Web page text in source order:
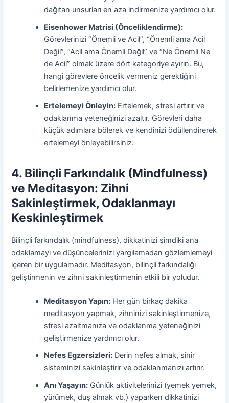
dağıtan unsurları en aza indirmenize yardımcı olur.
Eisenhower Matrisi (Önceliklendirme):
Görevlerinizi “Önemli ve Acil”, “Önemli ama Acil
Değil”, “Acil ama Önemli Değil” ve “Ne Önemli Ne
de Acil” olmak üzere dört kategoriye ayırın. Bu,
hangi görevlere öncelik vermeniz gerektiğini
belirlemenize yardımcı olur.
Ertelemeyi Önleyin: Ertelemek, stresi artırır ve
odaklanma yeteneğinizi azaltır. Görevleri daha
küçük adımlara bölerek ve kendinizi ödüllendirerek
ertelemeyi önleyebilirsiniz.
4. Bilinçli Farkındalık (Mindfulness)
ve Meditasyon: Zihni
Sakinleştirmek, Odaklanmayı
Keskinleştirmek
Bilinçli farkındalık (mindfulness), dikkatinizi şimdiki ana
odaklamayı ve düşüncelerinizi yargılamadan gözlemlemeyi
içeren bir uygulamadır. Meditasyon, bilinçli farkındalığı
geliştirmenin ve zihni sakinleştirmenin etkili bir yoludur.
Meditasyon Yapın: Her gün birkaç dakika
meditasyon yapmak, zihninizi sakinleştirmenize,
stresi azaltmanıza ve odaklanma yeteneğinizi
geliştirmenize yardımcı olur.
Nefes Egzersizleri: Derin nefes almak, sinir
sisteminizi sakinleştirir ve odaklanmanızı artırır.
Anı Yaşayın: Günlük aktivitelerinizi (yemek yemek,
yürümek, duş almak vb.) yaparken dikkatinizi